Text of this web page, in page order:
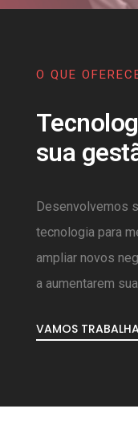
O QUE
sua
Desenvolvemos
tecnologia para
ampliar novos
a aumentarem
VAMOS